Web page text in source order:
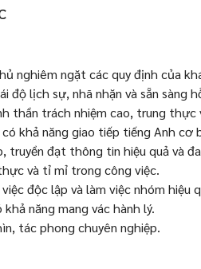
nghiêm ngặt các quy định của
độ lịch sự, nhã nhặn và sẵn sàng
thần trách nhiệm cao, trung
khả năng giao tiếp tiếng Anh cơ
truyền đạt thông tin hiệu quả và
và tỉ mỉ trong công việc.
độc lập và làm việc nhóm hiệu
năng mang vác hành lý.
tác phong chuyên nghiệp.